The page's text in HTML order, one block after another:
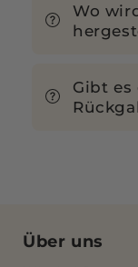
Wo
Gibt es
Über uns